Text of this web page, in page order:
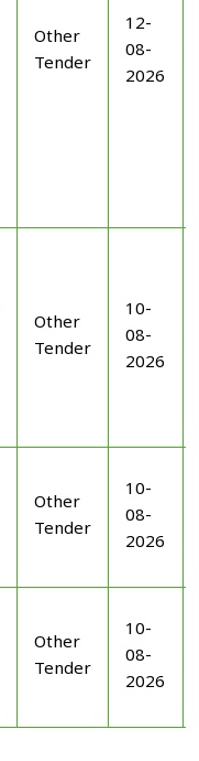
Other
Tender
12-
08-
2026
Other
Tender
10-
08-
2026
Other
Tender
10-
08-
2026
Other
Tender
10-
08-
2026